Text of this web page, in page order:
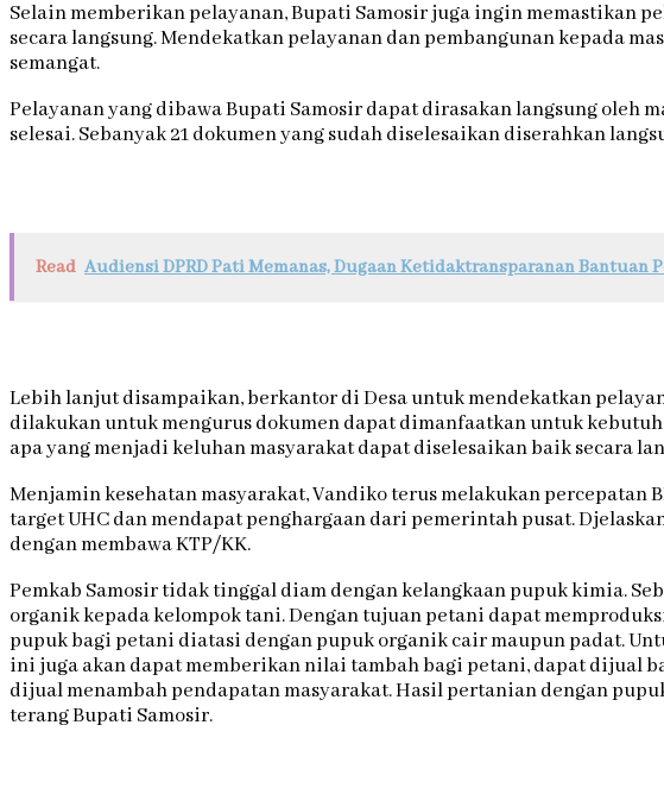
Selain memberikan pelayanan, Bupati Samosir juga ingin memastikan
secara langsung. Mendekatkan pelayanan dan pembangunan kepada
semangat.
Pelayanan yang dibawa Bupati Samosir dapat dirasakan langsung oleh
selesai. Sebanyak 21 dokumen yang sudah diselesaikan diserahkan
Read Audiensi DPRD Pati Memanas, Dugaan Ketidaktransparanan Bantuan
Lebih lanjut disampaikan, berkantor di Desa untuk mendekatkan
dilakukan untuk mengurus dokumen dapat dimanfaatkan untuk
apa yang menjadi keluhan masyarakat dapat diselesaikan baik secara
Menjamin kesehatan masyarakat, Vandiko terus melakukan percepatan
target UHC dan mendapat penghargaan dari pemerintah pusat.
dengan membawa KTP/KK.
Pemkab Samosir tidak tinggal diam dengan kelangkaan pupuk kimia.
organik kepada kelompok tani. Dengan tujuan petani dapat
pupuk bagi petani diatasi dengan pupuk organik cair maupun padat.
ini juga akan dapat memberikan nilai tambah bagi petani, dapat dijual
dijual menambah pendapatan masyarakat. Hasil pertanian dengan
terang Bupati Samosir.